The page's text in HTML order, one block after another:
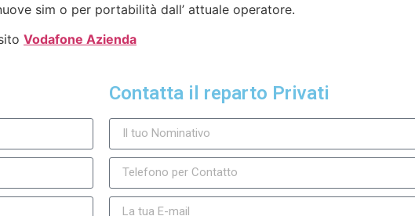
sim o per portabilità dall’ attuale operatore.
Vodafone Azienda
Contatta il reparto Privati